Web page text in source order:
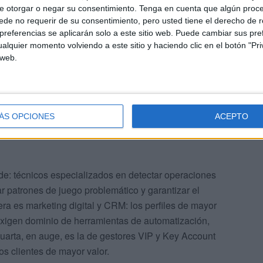
otorgar o negar su consentimiento. Tenga en cuenta que algún
no requerir de su consentimiento, pero usted tiene el derecho de
se aplicarán solo a este sitio web. Puede cambiar sus
momento volviendo a este sitio y haciendo clic en el botón
OPCIONES ACEPTO
se pueden agrupar en cuatro grandes
al cliente. Agentes que gestionan consultas de
de cuentas. Es, según explican desde el sector,
ámbito que más plazas genera y el que menos
técnicos especializados en detectar operaciones
de juego problemático y garantizar el
es marketing digital y CRM: los perfiles de mayor
dominio de herramientas de automatización,
en auge, es la de gestores VIP y Key Account
clientes de mayor valor.